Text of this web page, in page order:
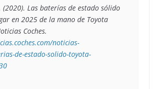
(2020). Las baterías de estado sólido
noticias-
de-estado-solido-toyota-